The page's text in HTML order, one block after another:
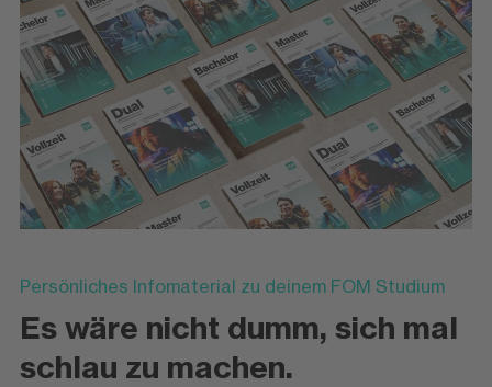
Persönliches Infomaterial zu deinem FOM Studium
Es wäre nicht dumm, sich mal
schlau zu machen.